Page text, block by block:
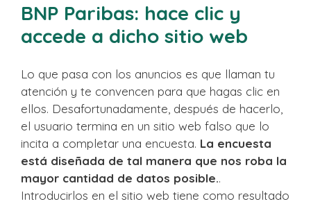
BNP Paribas: hace clic y
accede a dicho sitio web
Lo que pasa con los anuncios es que llaman tu
atención y te convencen para que hagas clic en
ellos. Desafortunadamente, después de hacerlo,
el usuario termina en un sitio web falso que lo
incita a completar una encuesta. La encuesta
está diseñada de tal manera que nos roba la
mayor cantidad de datos posible..
Introducirlos en el sitio web tiene como resultado